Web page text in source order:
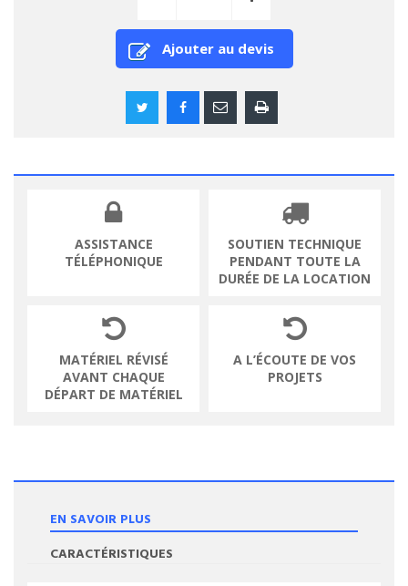
Ajouter au devis
ASSISTANCE
TÉLÉPHONIQUE
SOUTIEN TECHNIQUE
PENDANT TOUTE LA
DURÉE DE LA LOCATION
MATÉRIEL RÉVISÉ
AVANT CHAQUE
DÉPART DE MATÉRIEL
A L’ÉCOUTE DE VOS
PROJETS
EN SAVOIR PLUS
CARACTÉRISTIQUES